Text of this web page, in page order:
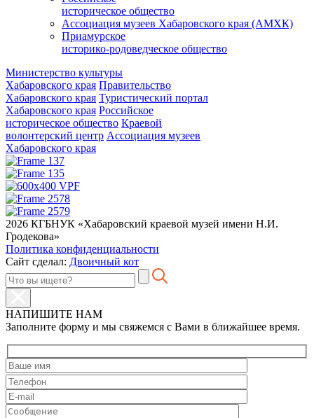
историческое общество
Ассоциация музеев Хабаровского края (АМХК)
Приамурское
историко-родоведческое общество
Министерство культуры
Хабаровского края Правительство
Хабаровского края Туристический портал
Хабаровского края Российское
историческое общество Краевой
волонтерский центр Ассоциация музеев
Хабаровского края
2026 КГБНУК «Хабаровский краевой музей имени Н.И.
Гродекова»
Политика конфиденциальности
Сайт сделал: Двоичный кот
НАПИШИТЕ НАМ
Заполните форму и мы свяжемся с Вами в ближайшее время.